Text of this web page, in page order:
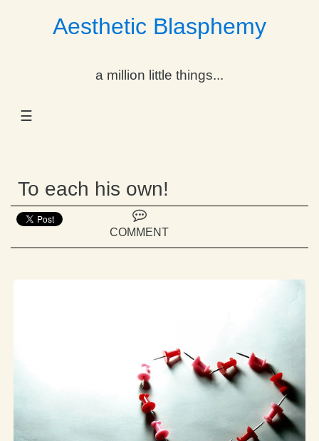
Aesthetic Blasphemy
a million little things...
☰
Dropdown
Dropdown
To each his own!
COMMENT